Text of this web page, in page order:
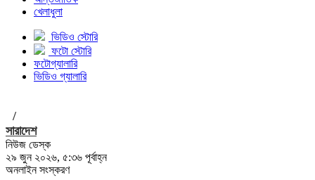
খেলাধুলা
ভিডিও স্টোরি
ফটো স্টোরি
ফটোগ্যালারি
ভিডিও গ্যালারি
/
সারাদেশ
নিউজ ডেস্ক
২৯ জুন ২০২৬, ৫:৩৬ পূর্বাহ্ন
অনলাইন সংস্করণ